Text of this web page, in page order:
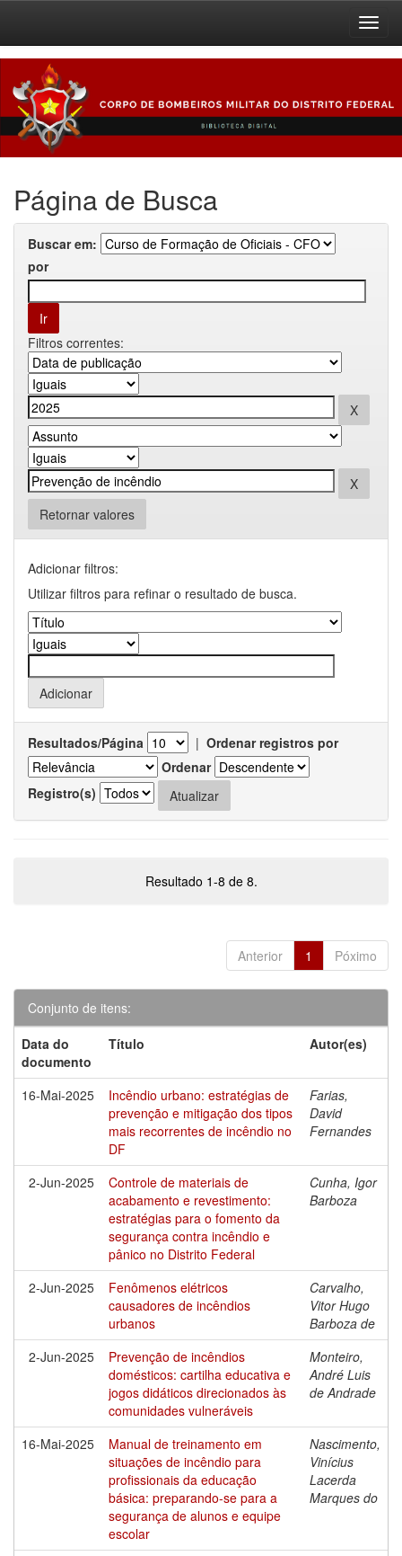
navigation
Página de Busca
Buscar em:
por
Filtros correntes:
Retornar valores
Adicionar filtros:
Utilizar filtros para refinar o resultado de busca.
Resultados/Página | Ordenar registros por
Ordenar
Registro(s)
Resultado 1-8 de 8.
Anterior 1 Póximo
Conjunto de itens:
Data do
documento
Título Autor(es)
16-Mai-2025
Incêndio urbano: estratégias de
prevenção e mitigação dos tipos
mais recorrentes de incêndio no
DF
Farias,
David
Fernandes
2-Jun-2025
Controle de materiais de
acabamento e revestimento:
estratégias para o fomento da
segurança contra incêndio e
pânico no Distrito Federal
Cunha, Igor
Barboza
2-Jun-2025
Fenômenos elétricos
causadores de incêndios
urbanos
Carvalho,
Vitor Hugo
Barboza de
2-Jun-2025
Prevenção de incêndios
domésticos: cartilha educativa e
jogos didáticos direcionados às
comunidades vulneráveis
Monteiro,
André Luis
de Andrade
16-Mai-2025
Manual de treinamento em
situações de incêndio para
profissionais da educação
básica: preparando-se para a
segurança de alunos e equipe
escolar
Nascimento,
Vinícius
Lacerda
Marques do